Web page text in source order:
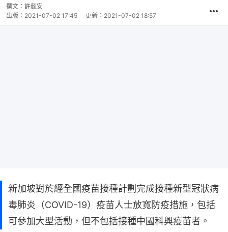
撰文： 許懿安
出版： 2021-07-02 17:45 更新： 2021-07-02 18:57
新加坡對於經全國疫苗接種計劃完成接種新型冠狀病
毒肺炎（COVID-19）疫苗人士放寬防疫措施，包括
可參加大型活動，但不包括接種中國科興疫苗者。